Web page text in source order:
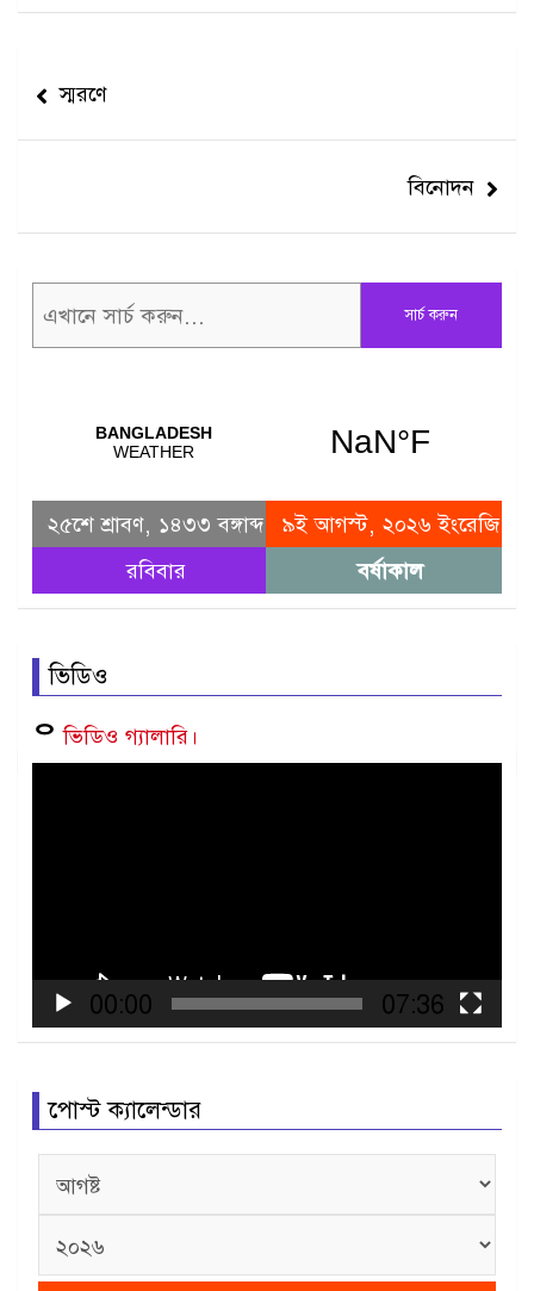
navigation
স্মরণে
বিনোদন
সার্চ করুন
২৫শে শ্রাবণ, ১৪৩৩ বঙ্গাব্দ ৯ই আগস্ট, ২০২৬ ইংরেজি
রবিবার
বর্ষাকাল
ভিডিও
ᄋভিডিও গ্যালারি।
00:00 07:36
পোস্ট ক্যালেন্ডার